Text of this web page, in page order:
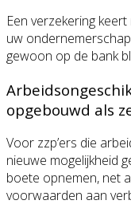
Een verzekering
uw
gewoon op de bank
opgebouwd als
Voor zzp’ers die
nieuwe mogelijkheid
boete opnemen, net
voorwaarden aan